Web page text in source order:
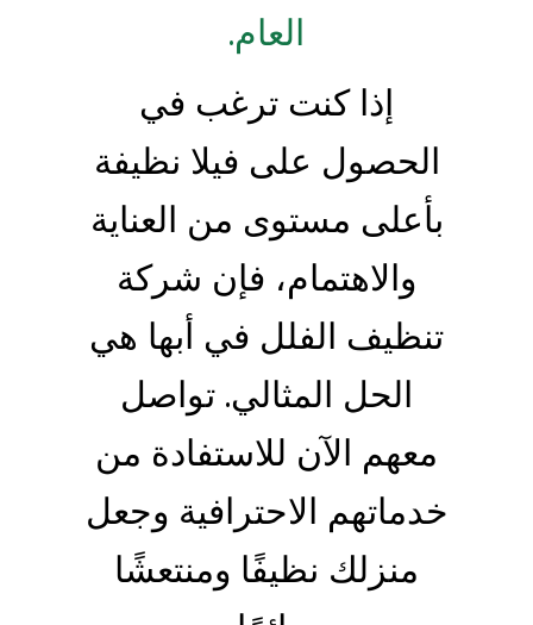
العام.
إذا كنت ترغب في
الحصول على فيلا نظيفة
بأعلى مستوى من العناية
والاهتمام، فإن شركة
تنظيف الفلل في أبها هي
الحل المثالي. تواصل
معهم الآن للاستفادة من
خدماتهم الاحترافية وجعل
منزلك نظيفًا ومنتعشًا